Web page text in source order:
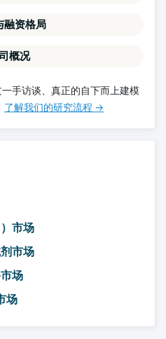
融资格局
概况
手访谈、真正的自下而上建模
了解我们的研究流程 →
市场
市场
场
场